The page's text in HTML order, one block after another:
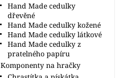
Hand Made cedulky
dřevěné
Hand Made cedulky kožené
Hand Made cedulky látkové
Hand Made cedulky z
pratelného papíru
Komponenty na hračky